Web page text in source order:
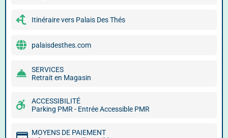
Itinéraire vers Palais Des Thés
palaisdesthes.com
SERVICES
Retrait en Magasin
ACCESSIBILITÉ
Parking PMR - Entrée Accessible PMR
MOYENS DE PAIEMENT